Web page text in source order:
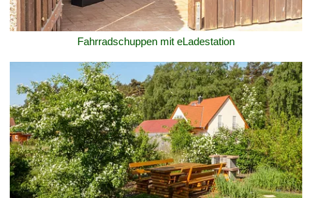
Fahrradschuppen mit eLadestation